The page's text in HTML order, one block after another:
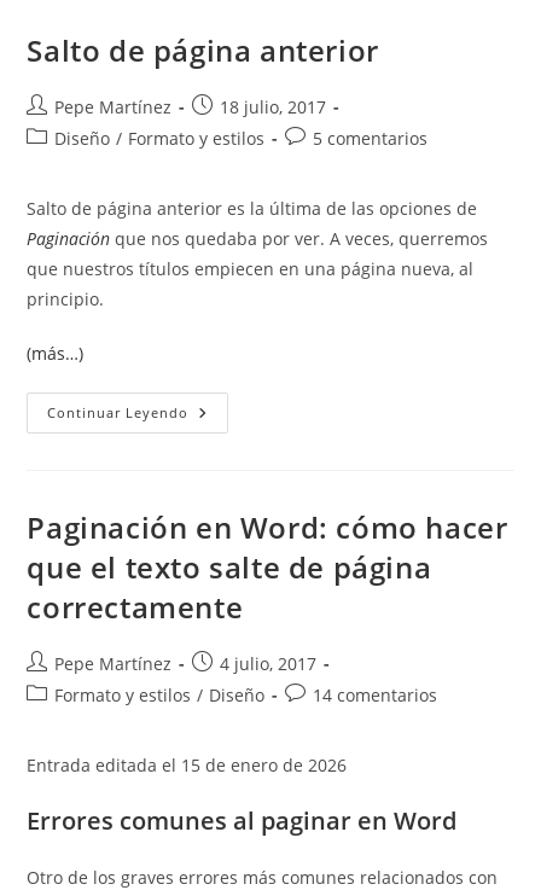
Salto de página anterior
Autor
de
Pepe Martínez
Publicación
de
la
18 julio, 2017
Categoría
entrada:
Diseño / Formato y estilos
Comentarios
entrada:
5 comentarios
Salto de página anterior es la última de las opciones de
Paginación que nos quedaba por ver. A veces, querremos
que nuestros títulos empiecen en una página nueva, al
principio.
(más…)
Continuar Leyendo Salto
De
Paginación en Word: cómo hacer
que el texto salte de página
correctamente
Autor
de
Pepe Martínez
Publicación
de
4 julio, 2017
Categoría
entrada:
Formato y estilos / Diseño
Comentarios
entrada:
14 comentarios
Entrada editada el 15 de enero de 2026
Errores comunes al paginar en Word
Otro de los graves errores más comunes relacionados con